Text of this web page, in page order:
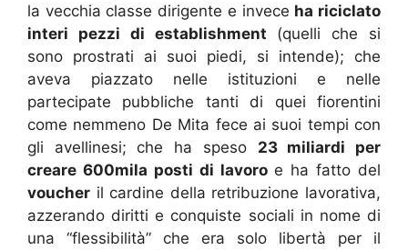
la vecchia classe dirigente e invece ha riciclato
interi pezzi di establishment (quelli che si
sono prostrati ai suoi piedi, si intende); che
aveva piazzato nelle istituzioni e nelle
partecipate pubbliche tanti di quei fiorentini
come nemmeno De Mita fece ai suoi tempi con
gli avellinesi; che ha speso 23 miliardi per
creare 600mila posti di lavoroe ha fatto del
voucher il cardine della retribuzione lavorativa,
azzerando diritti e conquiste sociali in nome di
una “flessibilità” che era solo libertà per il